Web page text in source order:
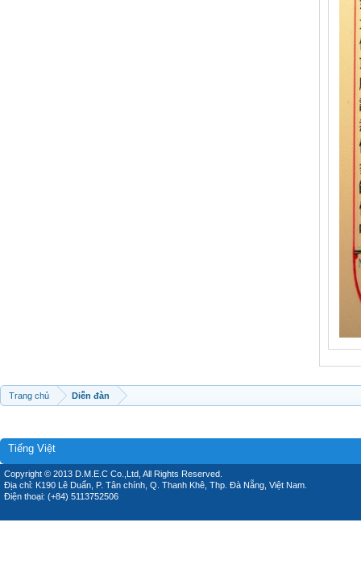
Trang chủ Diễn đàn
Tiếng Việt
Copyright © 2013 D.M.E.C Co.,Ltd, All Rights Reserved.
Địa chỉ: K190 Lê Duẩn, P. Tân chính, Q. Thanh Khê, Thp. Đà Nẵng, Việt Nam.
Điện thoại: (+84) 5113752506